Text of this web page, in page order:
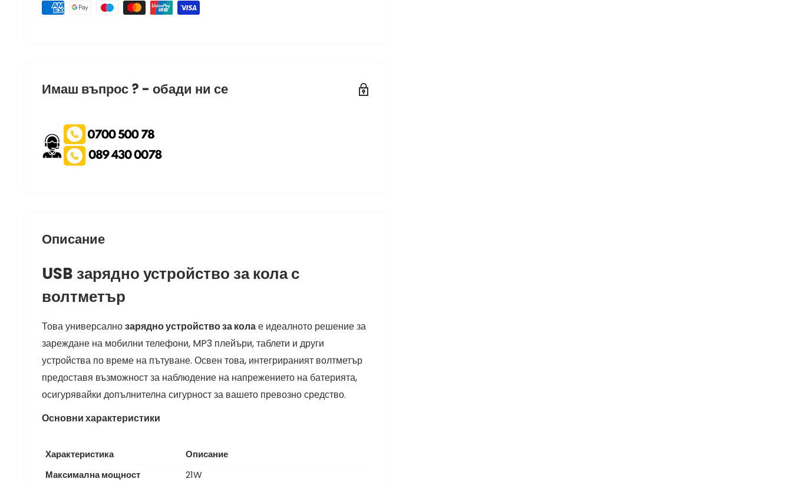
Имаш въпрос ? - обади ни се
Описание
USB зарядно устройство за кола с
волтметър
Това универсалнозарядно устройство за колае идеалното решение за
зареждане на мобилни телефони, MP3 плейъри, таблети и други
устройства по време на пътуване. Освен това, интегрираният волтметър
предоставя възможност за наблюдение на напрежението на батерията,
осигурявайки допълнителна сигурност за вашето превозно средство.
Основни характеристики
Характеристика
Описание
Максимална мощност
21W